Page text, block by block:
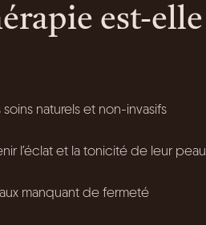
est-
naturels et non-invasifs
l’éclat et la tonicité de leur peau
manquant de fermeté